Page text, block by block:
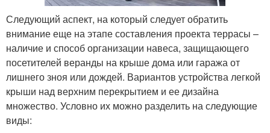
Следующий аспект, на который следует обратить
внимание еще на этапе составления проекта террасы –
наличие и способ организации навеса, защищающего
посетителей веранды на крыше дома или гаража от
лишнего зноя или дождей. Вариантов устройства легкой
крыши над верхним перекрытием и ее дизайна
множество. Условно их можно разделить на следующие
виды: